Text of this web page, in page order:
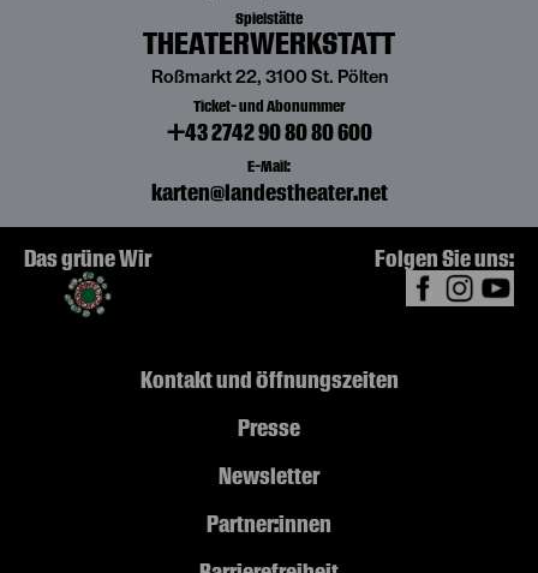
Spielstätte
THEATERWERKSTATT
Roßmarkt 22, 3100 St. Pölten
Ticket- und Abonummer
+43 2742 90 80 80 600
E-Mail:
karten@landestheater.net
Das grüne Wir Folgen Sie uns:
Kontakt und Öffnungszeiten
Presse
Newsletter
Partner:innen